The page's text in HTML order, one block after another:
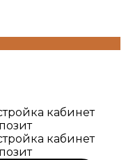
кабинет
кабинет